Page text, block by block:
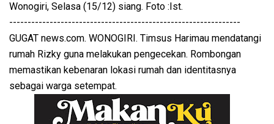
Wonogiri, Selasa (15/12) siang. Foto :Ist.
---------------------------------------------------------------
GUGAT news.com. WONOGIRI. Timsus Harimau mendatangi
rumah Rizky guna melakukan pengecekan. Rombongan
memastikan kebenaran lokasi rumah dan identitasnya
sebagai warga setempat.